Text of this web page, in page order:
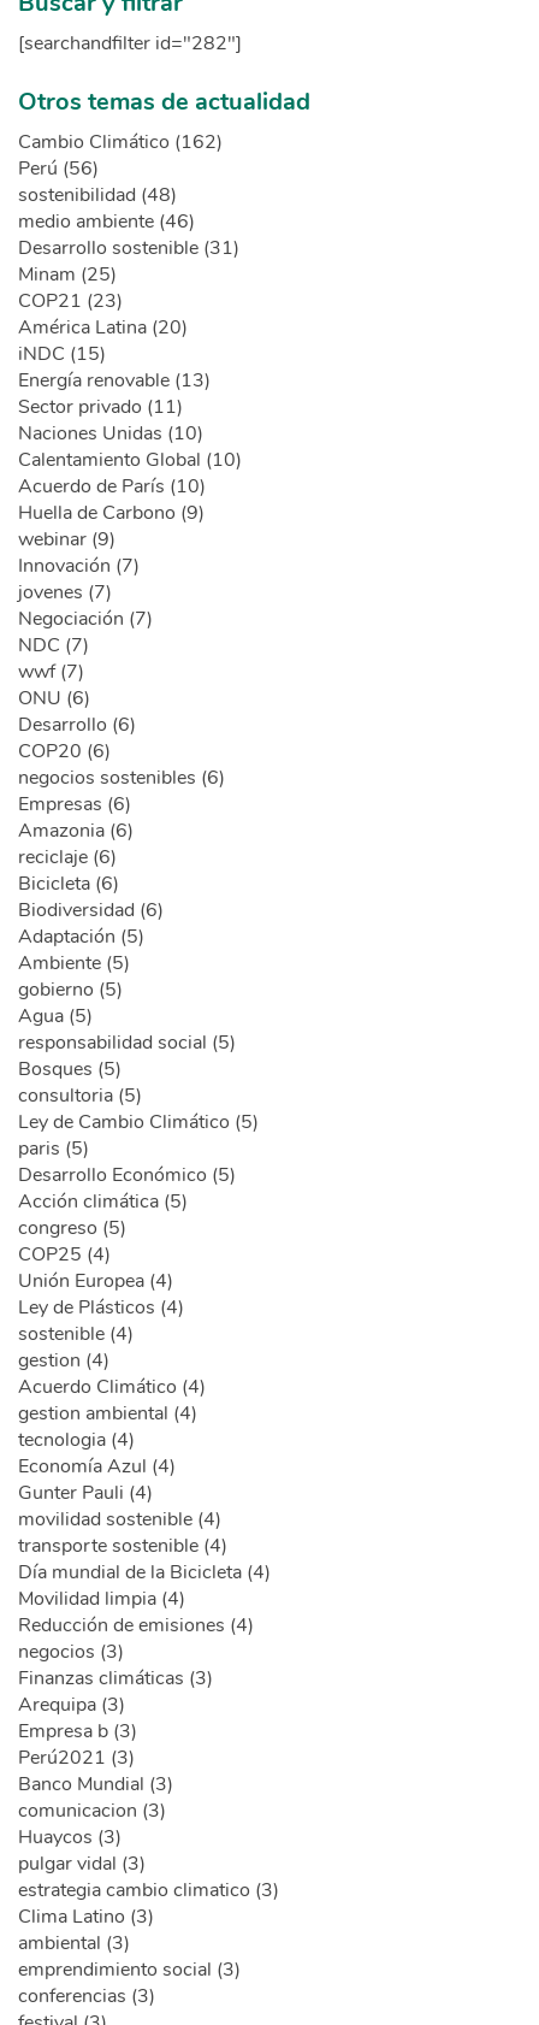
[searchandfilter id="282"]
Otros temas de actualidad
Cambio Climático (162)
Perú (56)
sostenibilidad (48)
medio ambiente (46)
Desarrollo sostenible (31)
Minam (25)
COP21 (23)
América Latina (20)
iNDC (15)
Energía renovable (13)
Sector privado (11)
Naciones Unidas (10)
Calentamiento Global (10)
Acuerdo de París (10)
Huella de Carbono (9)
webinar (9)
Innovación (7)
jovenes (7)
Negociación (7)
NDC (7)
wwf (7)
ONU (6)
Desarrollo (6)
COP20 (6)
negocios sostenibles (6)
Empresas (6)
Amazonia (6)
reciclaje (6)
Bicicleta (6)
Biodiversidad (6)
Adaptación (5)
Ambiente (5)
gobierno (5)
Agua (5)
responsabilidad social (5)
Bosques (5)
consultoria (5)
Ley de Cambio Climático (5)
paris (5)
Desarrollo Económico (5)
Acción climática (5)
congreso (5)
COP25 (4)
Unión Europea (4)
Ley de Plásticos (4)
sostenible (4)
gestion (4)
Acuerdo Climático (4)
gestion ambiental (4)
tecnologia (4)
Economía Azul (4)
Gunter Pauli (4)
movilidad sostenible (4)
transporte sostenible (4)
Día mundial de la Bicicleta (4)
Movilidad limpia (4)
Reducción de emisiones (4)
negocios (3)
Finanzas climáticas (3)
Arequipa (3)
Empresa b (3)
Perú2021 (3)
Banco Mundial (3)
comunicacion (3)
Huaycos (3)
pulgar vidal (3)
estrategia cambio climatico (3)
Clima Latino (3)
ambiental (3)
emprendimiento social (3)
conferencias (3)